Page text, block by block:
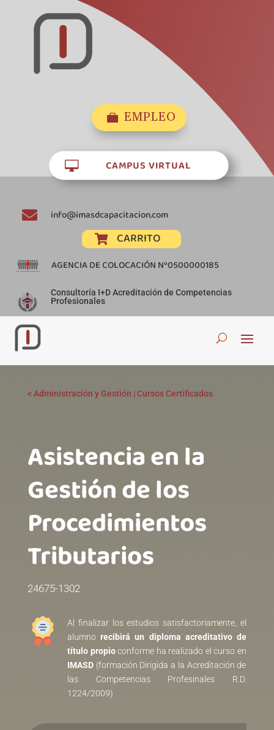
 EMPLEO
 CAMPUS VIRTUAL
 info@imasdcapacitacion.com
 CARRITO
AGENCIA DE COLOCACIÓN Nº0500000185
Consultoría I+D Acreditación de Competencias
Profesionales
< Administración y Gestión |Cursos Certificados
Asistencia en la
Gestión de los
Procedimientos
Tributarios
24675-1302
Al finalizar los estudios satisfactoriamente, el
alumnorecibirá un diploma acreditativo de
título propioconforme ha realizado el curso en
IMASD(formación Dirigida a la Acreditación de
las Competencias Profesinales R.D.
1224/2009)